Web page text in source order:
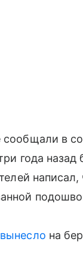
в
года
вынесло на